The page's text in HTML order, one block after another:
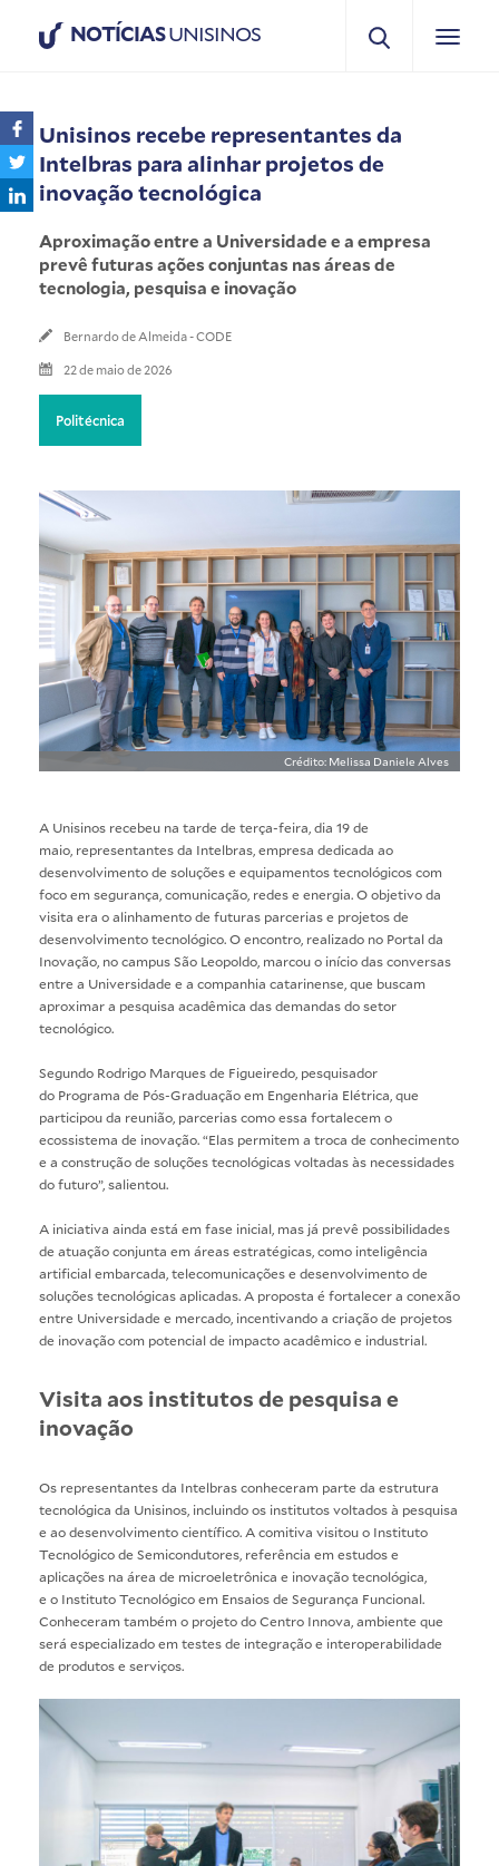
NOTÍCIASUNISINOS
Unisinos recebe representantes da
Intelbras para alinhar projetos de
inovação tecnológica
Aproximação entre a Universidade e a empresa
prevê futuras ações conjuntas nas áreas de
tecnologia, pesquisa e inovação
Bernardo de Almeida - CODE
22 de maio de 2026
Politécnica
Crédito: Melissa Daniele Alves
A Unisinos recebeu na tarde de terça-feira, dia 19 de
maio, representantes da Intelbras, empresa dedicada ao
desenvolvimento de soluções e equipamentos tecnológicos com
foco em segurança, comunicação, redes e energia. O objetivo da
visita era o alinhamento de futuras parcerias e projetos de
desenvolvimento tecnológico. O encontro, realizado no Portal da
Inovação, no campus São Leopoldo, marcou o início das conversas
entre a Universidade e a companhia catarinense, que buscam
aproximar a pesquisa acadêmica das demandas do setor
tecnológico.
Segundo Rodrigo Marques de Figueiredo, pesquisador
do Programa de Pós-Graduação em Engenharia Elétrica, que
participou da reunião, parcerias como essa fortalecem o
ecossistema de inovação. “Elas permitem a troca de conhecimento
e a construção de soluções tecnológicas voltadas às necessidades
do futuro”, salientou.
A iniciativa ainda está em fase inicial, mas já prevê possibilidades
de atuação conjunta em áreas estratégicas, como inteligência
artificial embarcada, telecomunicações e desenvolvimento de
soluções tecnológicas aplicadas. A proposta é fortalecer a conexão
entre Universidade e mercado, incentivando a criação de projetos
de inovação com potencial de impacto acadêmico e industrial.
Visita aos institutos de pesquisa e
inovação
Os representantes da Intelbras conheceram parte da estrutura
tecnológica da Unisinos, incluindo os institutos voltados à pesquisa
e ao desenvolvimento científico. A comitiva visitou o Instituto
Tecnológico de Semicondutores, referência em estudos e
aplicações na área de microeletrônica e inovação tecnológica,
e o Instituto Tecnológico em Ensaios de Segurança Funcional.
Conheceram também o projeto do Centro Innova, ambiente que
será especializado em testes de integração e interoperabilidade
de produtos e serviços.